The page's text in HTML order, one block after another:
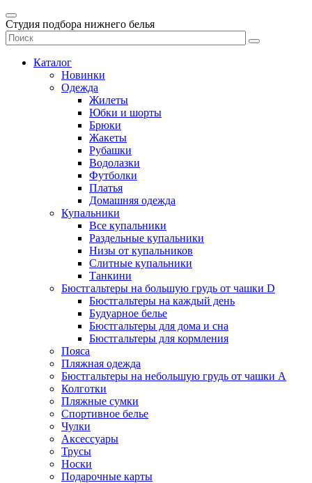
Студия подбора нижнего белья
Каталог
Новинки
Одежда
Жилеты
Юбки и шорты
Брюки
Жакеты
Рубашки
Водолазки
Футболки
Платья
Домашняя одежда
Купальники
Все купальники
Раздельные купальники
Низы от купальников
Слитные купальники
Танкини
Бюстгальтеры на большую грудь от чашки D
Бюстгальтеры на каждый день
Будуарное белье
Бюстгальтеры для дома и сна
Бюстгальтеры для кормления
Пояса
Пляжная одежда
Бюстгальтеры на небольшую грудь от чашки А
Колготки
Пляжные сумки
Спортивное белье
Чулки
Аксессуары
Трусы
Носки
Подарочные карты